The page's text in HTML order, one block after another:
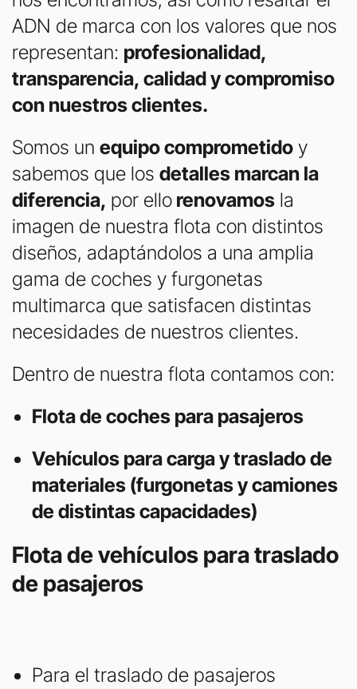
ADN de marca con los valores que nos
representan: profesionalidad,
transparencia, calidad y compromiso
con nuestros clientes.
Somos un equipo comprometido y
sabemos que los detalles marcan la
diferencia, por ello renovamos la
imagen de nuestra flota con distintos
diseños, adaptándolos a una amplia
gama de coches y furgonetas
multimarca que satisfacen distintas
necesidades de nuestros clientes.
Dentro de nuestra flota contamos con:
Flota de coches para pasajeros
Vehículos para carga y traslado de
materiales (furgonetas y camiones
de distintas capacidades)
Flota de vehículos para traslado
de pasajeros
Para el traslado de pasajeros